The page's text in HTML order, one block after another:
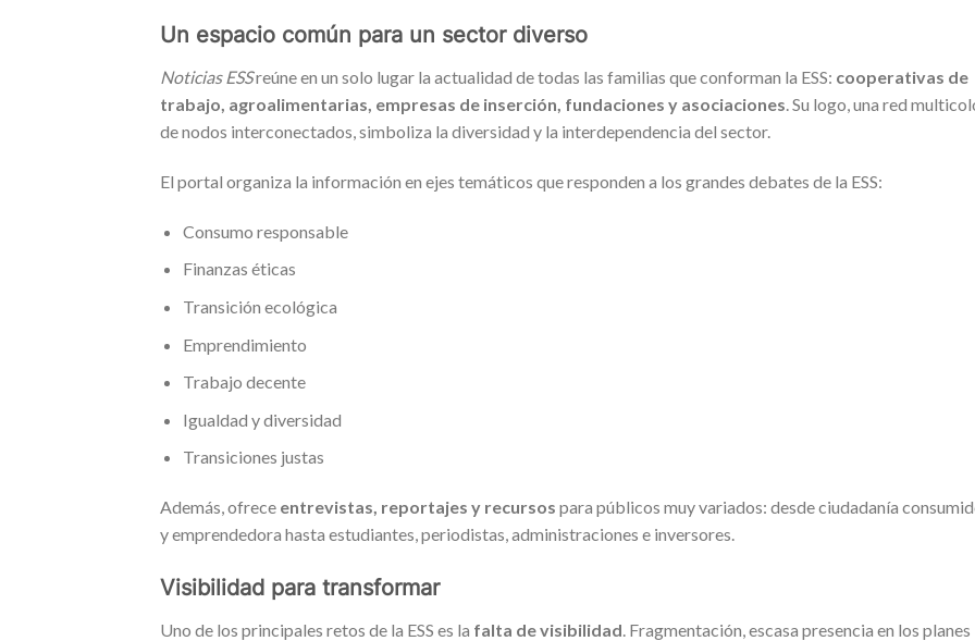
Un espacio común para un sector diverso
Noticias ESSreúne en un solo lugar la actualidad de todas las familias que conforman la ESS: cooperativas de
trabajo, agroalimentarias, empresas de inserción, fundaciones y asociaciones. Su logo, una red
de nodos interconectados, simboliza la diversidad y la interdependencia del sector.
El portal organiza la información en ejes temáticos que responden a los grandes debates de la ESS:
Consumo responsable
Finanzas éticas
Transición ecológica
Emprendimiento
Trabajo decente
Igualdad y diversidad
Transiciones justas
Además, ofrece entrevistas, reportajes y recursos para públicos muy variados: desde ciudadanía
y emprendedora hasta estudiantes, periodistas, administraciones e inversores.
Visibilidad para transformar
Uno de los principales retos de la ESS es la falta de visibilidad. Fragmentación, escasa presencia en los planes